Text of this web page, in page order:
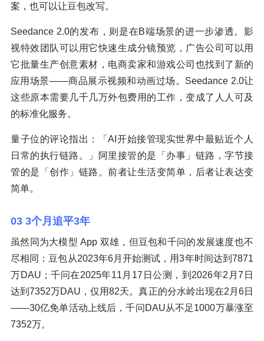
案，也可以让豆包改写。
Seedance 2.0的发布，则是在B端场景的进一步渗透。影
视特效团队可以用它快速生成分镜预览，广告公司可以用
它批量生产创意素材，电商卖家和游戏公司也找到了新的
应用场景——商品展示视频和动画过场。Seedance 2.0让
这些原本需要几千几万外包费用的工作，变成了人人可及
的标准化服务。
量子位的评论指出：「AI开始接管现实世界中最贴近个人
日常的执行链路。」阿里接管的是「办事」链路，字节接
管的是「创作」链路。前者让生活变简单，后者让表达变
简单。
03 3个月追平3年
虽然同为大模型 App 双雄，但豆包和千问的发展速度也不
尽相同：豆包从2023年6月开始测试，用3年时间达到7871
万DAU；千问在2025年11月17日公测，到2026年2月7日
达到7352万DAU，仅用82天。真正的分水岭出现在2月6日
——30亿免单活动上线后，千问DAU从不足1000万暴涨至
7352万。